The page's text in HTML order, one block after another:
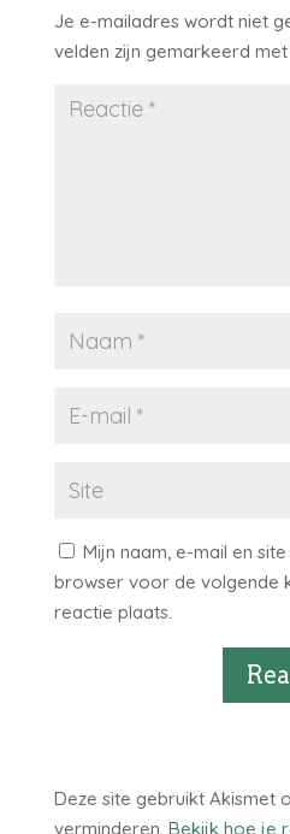
Je e-mailadres wordt niet
velden zijn gemarkeerd met
Mijn naam, e-mail en
browser voor de volgende
reactie plaats.
Deze site gebruikt Akismet
verminderen. Bekijk hoe je